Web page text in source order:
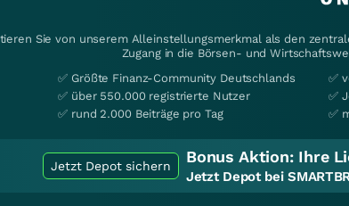
Sie von unserem Alleinstellungsmerkmal als den
Zugang in die Börsen- und
✅ Größte Finanz-Community Deutschlands
✅ über 550.000 registrierte Nutzer
✅ rund 2.000 Beiträge pro Tag
✅
✅
✅
Jetzt Depot sichern Bonus Aktion: Ihre
Jetzt Depot bei